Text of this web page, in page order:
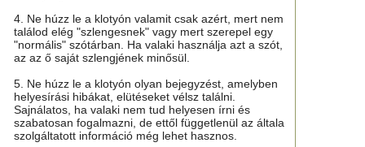
4. Ne húzz le a klotyón valamit csak azért, mert nem
találod elég "szlengesnek" vagy mert szerepel egy
"normális" szótárban. Ha valaki használja azt a szót,
az az ő saját szlengjének minősül.
5. Ne húzz le a klotyón olyan bejegyzést, amelyben
helyesírási hibákat, elütéseket vélsz találni.
Sajnálatos, ha valaki nem tud helyesen írni és
szabatosan fogalmazni, de ettől függetlenül az általa
szolgáltatott információ még lehet hasznos.